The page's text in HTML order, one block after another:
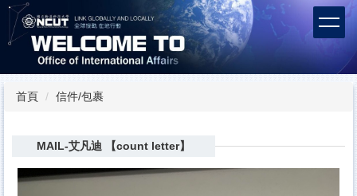
跳
到
主
內
容首頁 信件/包裹
MAIL-艾凡迪 【count letter】